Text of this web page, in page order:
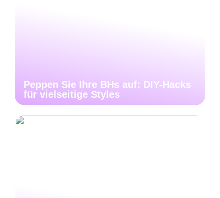
Peppen Sie Ihre BHs auf: DIY-Hacks
für vielseitige Styles